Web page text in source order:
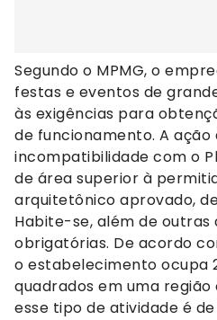
Segundo o MPMG, o
festas e eventos de
às exigências para
de funcionamento. A
incompatibilidade com o
de área superior à
arquitetônico aprovado,
Habite-se, além de outras
obrigatórias. De acordo
o estabelecimento ocupa
quadrados em uma
esse tipo de atividade é